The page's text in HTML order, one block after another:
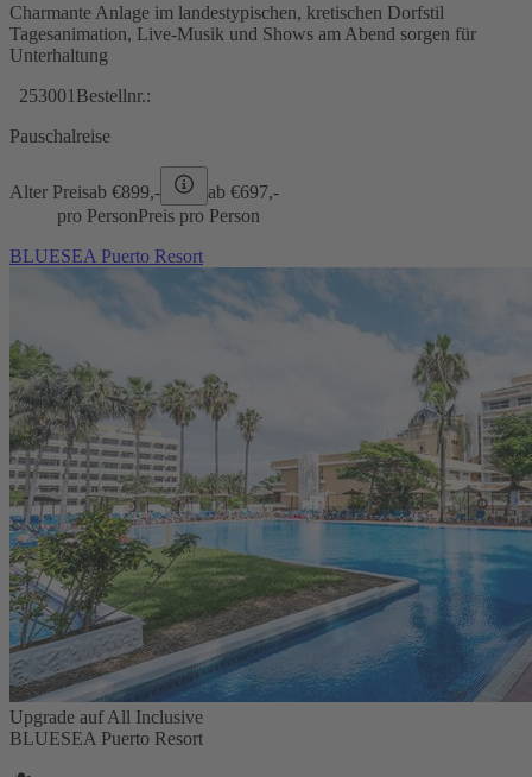
Charmante Anlage im landestypischen, kretischen Dorfstil
Tagesanimation, Live-Musik und Shows am Abend sorgen für
Unterhaltung
253001 Bestellnr.:
Pauschalreise
Alter Preisab €899,- ab €697,-
pro PersonPreis pro Person
BLUESEA Puerto Resort
Upgrade auf All Inclusive
BLUESEA Puerto Resort